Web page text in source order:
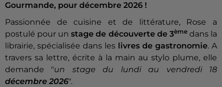
Gourmande, pour décembre 2026 !
Passionnée de cuisine et de littérature, Rose a
postulé pour unstage de découverte de 3èmedans la
librairie, spécialisée dans les livres de gastronomie. A
travers sa lettre, écrite à la main au stylo plume, elle
demande "un stage du lundi au vendredi 18
décembre 2026".